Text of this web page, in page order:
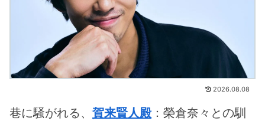
2026.08.08
巷に騒がれる、賀来賢人殿：榮倉奈々との馴